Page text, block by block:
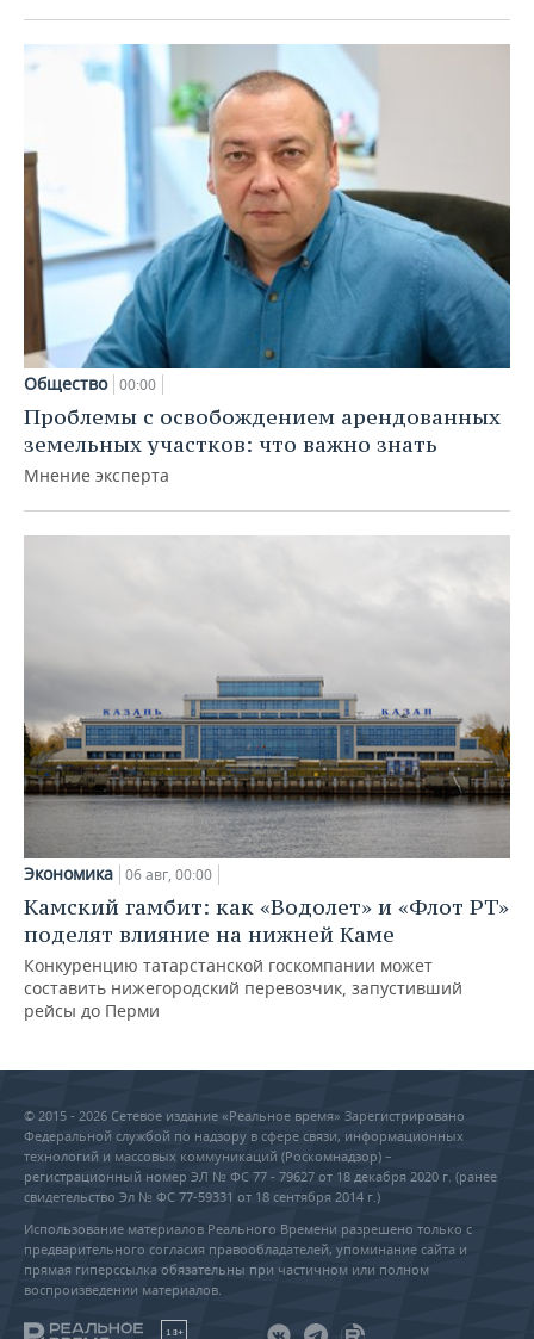
Общество 00:00
Проблемы с освобождением арендованных
земельных участков: что важно знать
Мнение эксперта
Экономика 06 авг, 00:00
Камский гамбит: как «Водолет» и «Флот РТ»
поделят влияние на нижней Каме
Конкуренцию татарстанской госкомпании может
составить нижегородский перевозчик, запустивший
рейсы до Перми
© 2015 - 2026 Сетевое издание «Реальное время» Зарегистрировано
Федеральной службой по надзору в сфере связи, информационных
технологий и массовых коммуникаций (Роскомнадзор) –
регистрационный номер ЭЛ № ФС 77 - 79627 от 18 декабря 2020 г. (ранее
свидетельство Эл № ФС 77-59331 от 18 сентября 2014 г.)
Использование материалов Реального Времени разрешено только с
предварительного согласия правообладателей, упоминание сайта и
прямая гиперссылка обязательны при частичном или полном
воспроизведении материалов.
18+